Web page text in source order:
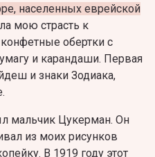
населенных еврейской
мою страсть к
обертки с
и карандаши. Первая
и знаки Зодиака,
мальчик Цукерман. Он
из моих рисунков
В 1919 году этот